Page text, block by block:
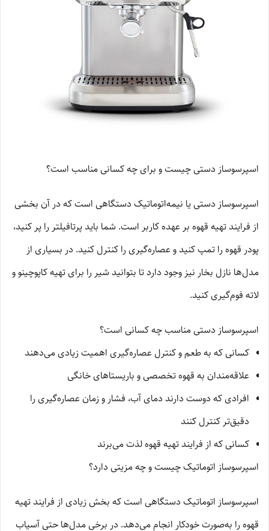
اسپرسوساز دستی چیست و برای چه کسانی مناسب است؟
اسپرسوساز دستی یا نیمه‌اتوماتیک دستگاهی است که در آن بخشی
از فرایند تهیه قهوه بر عهده کاربر است. شما باید پرتافیلتر را پر کنید،
پودر قهوه را تمپ کنید و عصاره‌گیری را کنترل کنید. در بسیاری از
مدل‌ها نازل بخار نیز وجود دارد تا بتوانید شیر را برای تهیه کاپوچینو و
لاته فوم‌گیری کنید.
اسپرسوساز دستی مناسب چه کسانی است؟
کسانی که به طعم و کنترل عصاره‌گیری اهمیت زیادی می‌دهند
علاقه‌مندان به قهوه تخصصی و باریستاهای خانگی
افرادی که دوست دارند دمای آب، فشار و زمان عصاره‌گیری را
دقیق‌تر کنترل کنند
کسانی که از فرایند تهیه قهوه لذت می‌برند
اسپرسوساز اتوماتیک چیست و چه مزیتی دارد؟
اسپرسوساز اتوماتیک دستگاهی است که بخش زیادی از فرایند تهیه
قهوه را به‌صورت خودکار انجام می‌دهد. در برخی مدل‌ها حتی آسیاب